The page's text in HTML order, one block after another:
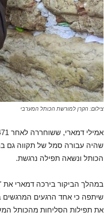
צילום: הקרן למורשת הכותל המערבי
שהיה עבורה סמל של תקווה גם
הכותל ונשאה תפילה נרגשת.
במהלך הביקור בירכה דמארי
שיתפה כי אחד הרגעים המרגשים
את תפילות הסליחות מהכותל